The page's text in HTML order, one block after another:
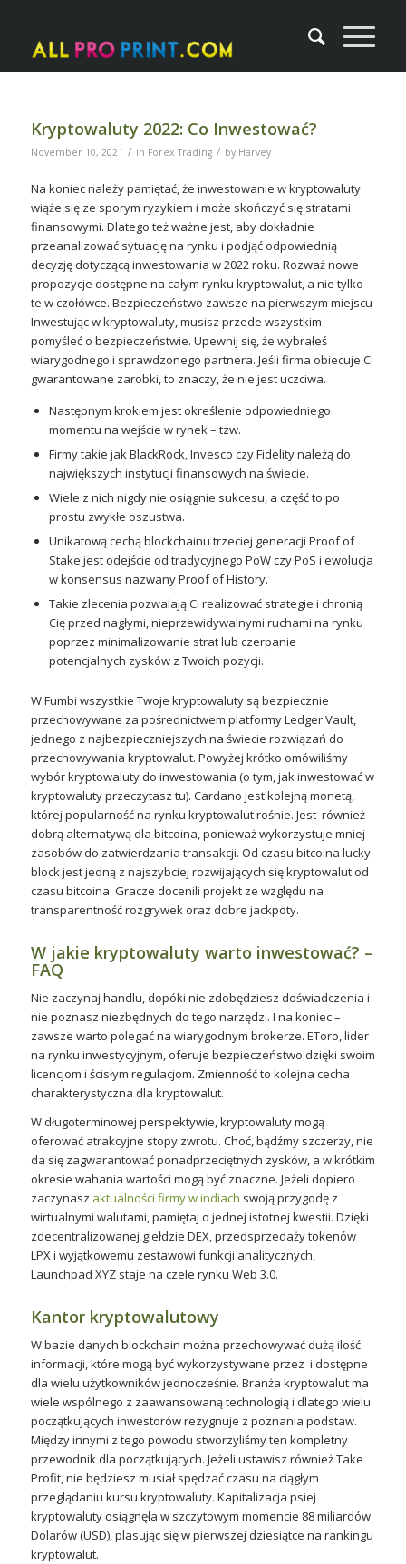
Kryptowaluty 2022: Co Inwestować?
November 10, 2021 / in Forex Trading / by Harvey
Na koniec należy pamiętać, że inwestowanie w kryptowaluty
wiąże się ze sporym ryzykiem i może skończyć się stratami
finansowymi. Dlatego też ważne jest, aby dokładnie
przeanalizować sytuację na rynku i podjąć odpowiednią
decyzję dotyczącą inwestowania w 2022 roku. Rozważ nowe
propozycje dostępne na całym rynku kryptowalut, a nie tylko
te w czołówce. Bezpieczeństwo zawsze na pierwszym miejscu
Inwestując w kryptowaluty, musisz przede wszystkim
pomyśleć o bezpieczeństwie. Upewnij się, że wybrałeś
wiarygodnego i sprawdzonego partnera. Jeśli firma obiecuje Ci
gwarantowane zarobki, to znaczy, że nie jest uczciwa.
Następnym krokiem jest określenie odpowiedniego
momentu na wejście w rynek – tzw.
Firmy takie jak BlackRock, Invesco czy Fidelity należą do
największych instytucji finansowych na świecie.
Wiele z nich nigdy nie osiągnie sukcesu, a część to po
prostu zwykłe oszustwa.
Unikatową cechą blockchainu trzeciej generacji Proof of
Stake jest odejście od tradycyjnego PoW czy PoS i ewolucja
w konsensus nazwany Proof of History.
Takie zlecenia pozwalają Ci realizować strategie i chronią
Cię przed nagłymi, nieprzewidywalnymi ruchami na rynku
poprzez minimalizowanie strat lub czerpanie
potencjalnych zysków z Twoich pozycji.
W Fumbi wszystkie Twoje kryptowaluty są bezpiecznie
przechowywane za pośrednictwem platformy Ledger Vault,
jednego z najbezpieczniejszych na świecie rozwiązań do
przechowywania kryptowalut. Powyżej krótko omówiliśmy
wybór kryptowaluty do inwestowania (o tym, jak inwestować w
kryptowaluty przeczytasz tu). Cardano jest kolejną monetą,
której popularność na rynku kryptowalut rośnie. Jest również
dobrą alternatywą dla bitcoina, ponieważ wykorzystuje mniej
zasobów do zatwierdzania transakcji. Od czasu bitcoina lucky
block jest jedną z najszybciej rozwijających się kryptowalut od
czasu bitcoina. Gracze docenili projekt ze względu na
transparentność rozgrywek oraz dobre jackpoty.
W jakie kryptowaluty warto inwestować? –
FAQ
Nie zaczynaj handlu, dopóki nie zdobędziesz doświadczenia i
nie poznasz niezbędnych do tego narzędzi. I na koniec –
zawsze warto polegać na wiarygodnym brokerze. EToro, lider
na rynku inwestycyjnym, oferuje bezpieczeństwo dzięki swoim
licencjom i ścisłym regulacjom. Zmienność to kolejna cecha
charakterystyczna dla kryptowalut.
W długoterminowej perspektywie, kryptowaluty mogą
oferować atrakcyjne stopy zwrotu. Choć, bądźmy szczerzy, nie
da się zagwarantować ponadprzeciętnych zysków, a w krótkim
okresie wahania wartości mogą być znaczne. Jeżeli dopiero
zaczynasz aktualności firmy w indiach swoją przygodę z
wirtualnymi walutami, pamiętaj o jednej istotnej kwestii. Dzięki
zdecentralizowanej giełdzie DEX, przedsprzedaży tokenów
LPX i wyjątkowemu zestawowi funkcji analitycznych,
Launchpad XYZ staje na czele rynku Web 3.0.
Kantor kryptowalutowy
W bazie danych blockchain można przechowywać dużą ilość
informacji, które mogą być wykorzystywane przez i dostępne
dla wielu użytkowników jednocześnie. Branża kryptowalut ma
wiele wspólnego z zaawansowaną technologią i dlatego wielu
początkujących inwestorów rezygnuje z poznania podstaw.
Między innymi z tego powodu stworzyliśmy ten kompletny
przewodnik dla początkujących. Jeżeli ustawisz również Take
Profit, nie będziesz musiał spędzać czasu na ciągłym
przeglądaniu kursu kryptowaluty. Kapitalizacja psiej
kryptowaluty osiągnęła w szczytowym momencie 88 miliardów
Dolarów (USD), plasując się w pierwszej dziesiątce na rankingu
kryptowalut.